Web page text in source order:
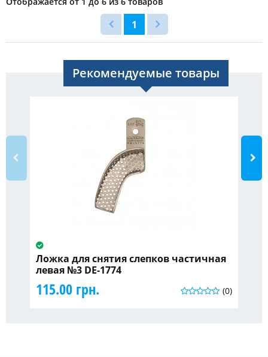
1
Рекомендуемые товары
Ложка для снятия слепков частичная
левая №3 DE-1774
(0)
115.00 грн.